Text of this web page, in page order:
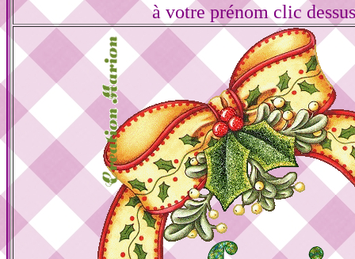
à votre prénom clic dessus